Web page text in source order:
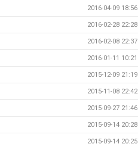
2016-04-09 18:56
2016-02-28 22:28
2016-02-08 22:37
2016-01-11 10:21
2015-12-09 21:19
2015-11-08 22:42
2015-09-27 21:46
2015-09-14 20:28
2015-09-14 20:25